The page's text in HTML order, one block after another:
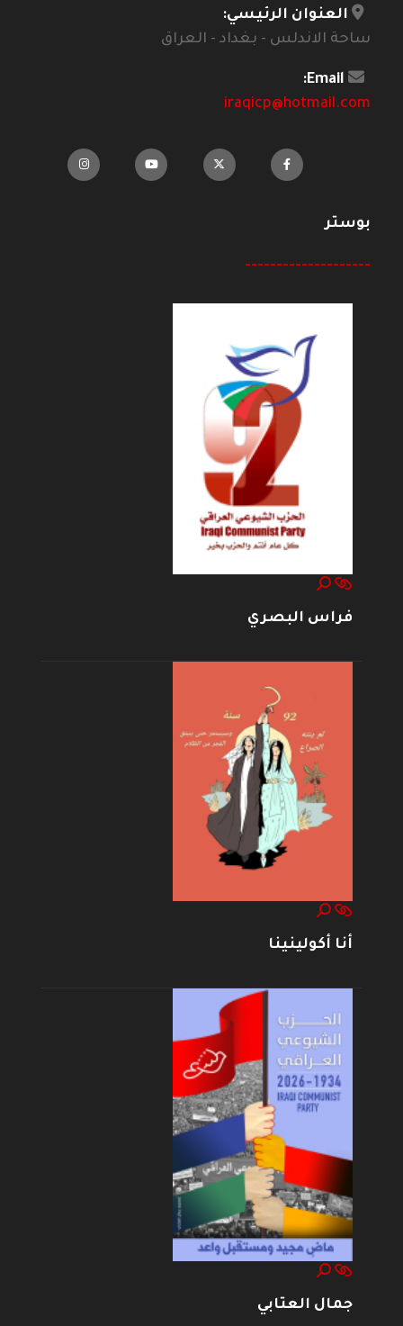
العنوان الرئيسي:
ساحة الاندلس - بغداد - العراق
Email:
iraqicp@hotmail.com
بوستر
--------------------
فراس البصري
أنا أكولينينا
جمال العتابي